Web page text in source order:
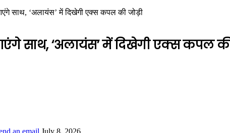
साथ, ‘अलायंस’ में दिखेगी एक्स कपल की जोड़ी
साथ, ‘अलायंस’ में दिखेगी एक्स कपल
an email July 8, 2026